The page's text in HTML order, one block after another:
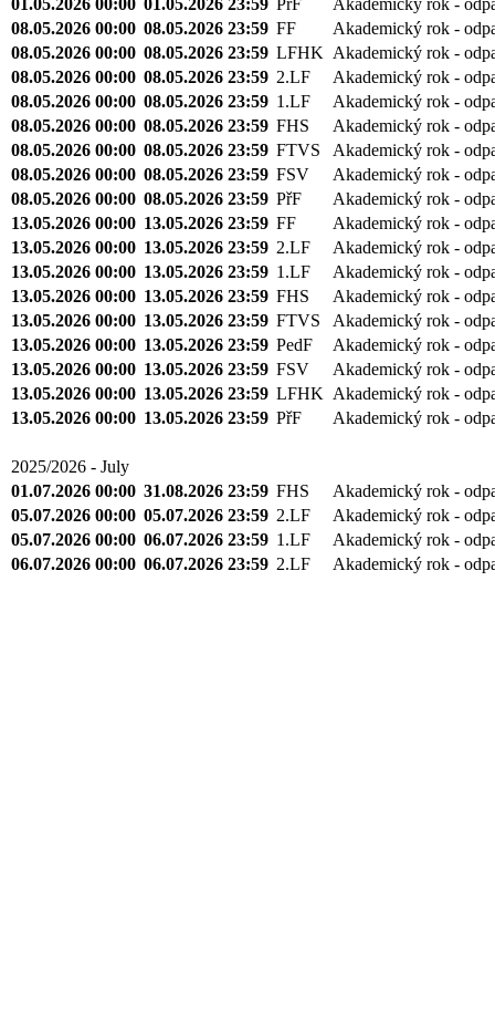
01.05.2026 00:00 01.05.2026 23:59 PřF
Akademický rok -
08.05.2026 00:00 08.05.2026 23:59 FF
Akademický rok -
08.05.2026 00:00 08.05.2026 23:59 LFHK Akademický rok -
08.05.2026 00:00 08.05.2026 23:59 2.LF
Akademický rok -
08.05.2026 00:00 08.05.2026 23:59 1.LF
Akademický rok -
08.05.2026 00:00 08.05.2026 23:59 FHS
Akademický rok -
08.05.2026 00:00 08.05.2026 23:59 FTVS
Akademický rok -
08.05.2026 00:00 08.05.2026 23:59 FSV
Akademický rok -
08.05.2026 00:00 08.05.2026 23:59 PřF
Akademický rok -
13.05.2026 00:00 13.05.2026 23:59 FF
Akademický rok -
13.05.2026 00:00 13.05.2026 23:59 2.LF
Akademický rok -
13.05.2026 00:00 13.05.2026 23:59 1.LF
Akademický rok -
13.05.2026 00:00 13.05.2026 23:59 FHS
Akademický rok -
13.05.2026 00:00 13.05.2026 23:59 FTVS
Akademický rok -
13.05.2026 00:00 13.05.2026 23:59 PedF
Akademický rok -
13.05.2026 00:00 13.05.2026 23:59 FSV
Akademický rok -
13.05.2026 00:00 13.05.2026 23:59 LFHK Akademický rok -
13.05.2026 00:00 13.05.2026 23:59 PřF Akademický rok -
2025/2026 - July
01.07.2026 00:00 31.08.2026 23:59 FHS
Akademický rok -
05.07.2026 00:00 05.07.2026 23:59 2.LF
Akademický rok -
05.07.2026 00:00 06.07.2026 23:59 1.LF
Akademický rok -
06.07.2026 00:00 06.07.2026 23:59 2.LF Akademický rok -